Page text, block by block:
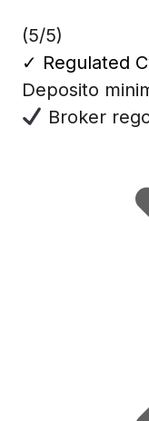
(5/5)
✓ Regulated
Deposito
Broker